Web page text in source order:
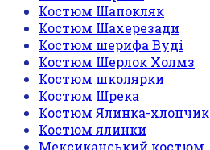
Костюм Шапокляк
Костюм Шахерезади
Костюм шерифа Вуді
Костюм Шерлок Холмз
Костюм школярки
Костюм Шрека
Костюм Ялинка-хлопчик
Костюм ялинки